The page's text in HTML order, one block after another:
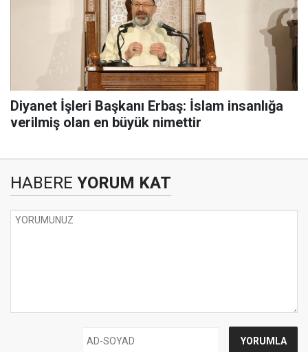
Diyanet İşleri Başkanı Erbaş: İslam insanlığa
verilmiş olan en büyük nimettir
HABERE YORUM KAT